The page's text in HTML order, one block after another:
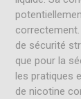
de sécurité
que pour la
les pratiques
de nicotine